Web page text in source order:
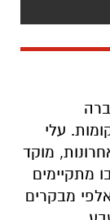
עלי
מוקד
מבקרים
את
ולבאי